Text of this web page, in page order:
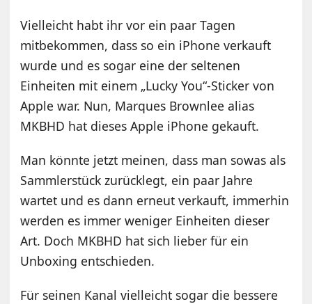
Vielleicht habt ihr vor ein paar Tagen
mitbekommen, dass so ein iPhone verkauft
wurde und es sogar eine der seltenen
Einheiten mit einem „Lucky You“-Sticker von
Apple war. Nun, Marques Brownlee alias
MKBHD hat dieses Apple iPhone gekauft.
Man könnte jetzt meinen, dass man sowas als
Sammlerstück zurücklegt, ein paar Jahre
wartet und es dann erneut verkauft, immerhin
werden es immer weniger Einheiten dieser
Art. Doch MKBHD hat sich lieber für ein
Unboxing entschieden.
Für seinen Kanal vielleicht sogar die bessere